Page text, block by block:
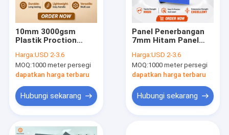
10mm 3000gsm
Plastik Proction
Case Hoenycomb
Polypropylene Flight
Panel
Harga:USD 2-3.6
MOQ:1000 meter persegi
dapatkan harga terbaru
Hubungi sekarang
Panel Penerbangan
7mm Hitam Panel
2800gsm Aksesori
Koper Penerbangan
Panel Sarang Lebah
Harga:USD 2-3.6
MOQ:1000 meter persegi
dapatkan harga terbaru
Hubungi sekarang